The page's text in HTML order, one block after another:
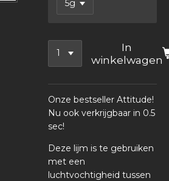
In
winkelwagen
Onze bestseller Attitude!
Nu ook verkrijgbaar in 0.5
sec!
Deze lijm is te gebruiken
met een
luchtvochtigheid tussen